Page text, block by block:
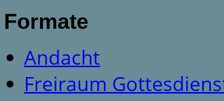
Formate
Andacht
Freiraum